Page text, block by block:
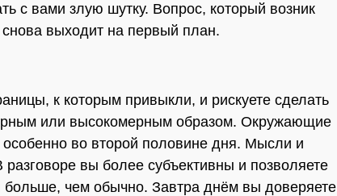
с вами злую шутку. Вопрос, который возник
выходит на первый план.
к которым привыкли, и рискуете сделать
или высокомерным образом. Окружающие
во второй половине дня. Мысли и
вы более субъективны и позволяете
больше, чем обычно. Завтра днём ​​вы доверяете